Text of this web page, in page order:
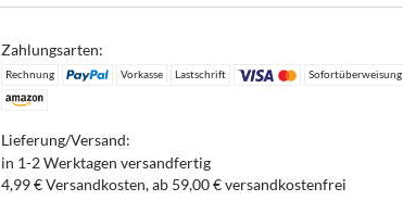
Zahlungsarten:
Rechnung Vorkasse Lastschrift Sofortüberweisung
Lieferung/Versand:
in 1-2 Werktagen versandfertig
4,99 € Versandkosten, ab 59,00 € versandkostenfrei